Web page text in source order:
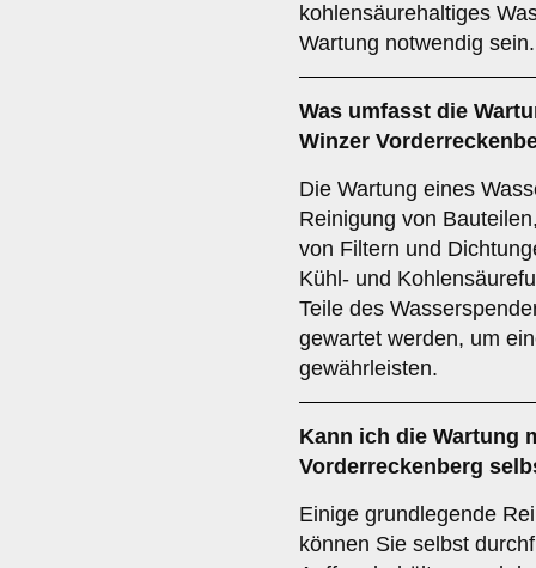
kohlensäurehaltiges
Wartung notwendig sein.
Was umfasst die
Winzer
Die Wartung eines
Reinigung von
von Filtern und
Kühl- und
Teile des
gewartet werden, um
gewährleisten.
Kann ich die Wartung
Vorderreckenberg
Einige grundlegende
können Sie selbst